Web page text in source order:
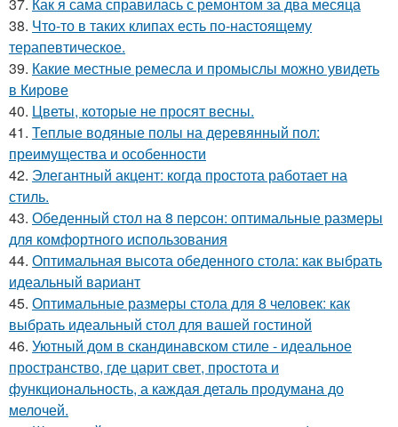
38. Что-то в таких клипах есть по-настоящему
терапевтическое.
39. Какие местные ремесла и промыслы можно увидеть
в Кирове
40. Цветы, которые не просят весны.
41. Теплые водяные полы на деревянный пол:
преимущества и особенности
42. Элегантный акцент: когда простота работает на
стиль.
43. Обеденный стол на 8 персон: оптимальные размеры
для комфортного использования
44. Оптимальная высота обеденного стола: как выбрать
идеальный вариант
45. Оптимальные размеры стола для 8 человек: как
выбрать идеальный стол для вашей гостиной
46. Уютный дом в скандинавском стиле - идеальное
пространство, где царит свет, простота и
функциональность, а каждая деталь продумана до
мелочей.